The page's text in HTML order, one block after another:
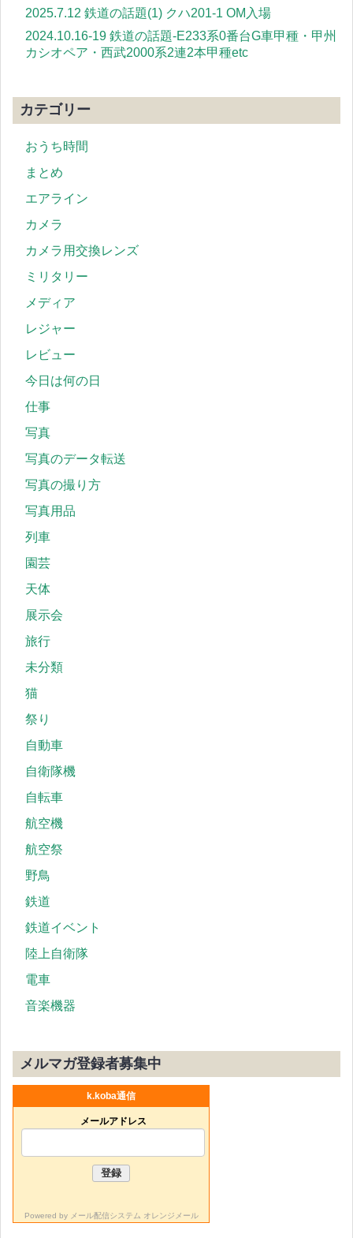
2025.7.12 鉄道の話題(1) クハ201-1 OM入場
2024.10.16-19 鉄道の話題-E233系0番台G車甲種・甲州
カシオペア・西武2000系2連2本甲種etc
カテゴリー
おうち時間
まとめ
エアライン
カメラ
カメラ用交換レンズ
ミリタリー
メディア
レジャー
レビュー
今日は何の日
仕事
写真
写真のデータ転送
写真の撮り方
写真用品
列車
園芸
天体
展示会
旅行
未分類
猫
祭り
自動車
自衛隊機
自転車
航空機
航空祭
野鳥
鉄道
鉄道イベント
陸上自衛隊
電車
音楽機器
メルマガ登録者募集中
k.koba通信
メールアドレス
Powered by メール配信システム オレンジメール